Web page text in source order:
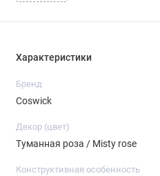
Характеристики
Бренд
Coswick
Декор (цвет)
Туманная роза / Misty rose
Конструктивная особенность